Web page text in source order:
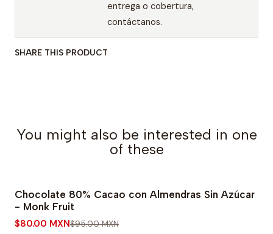
entrega o cobertura,
contáctanos.
SHARE THIS PRODUCT
You might also be interested in one
of these
-16% OFF
Chocolate 80% Cacao con Almendras Sin Azúcar
- Monk Fruit
$80.00 MXN$95.00 MXN